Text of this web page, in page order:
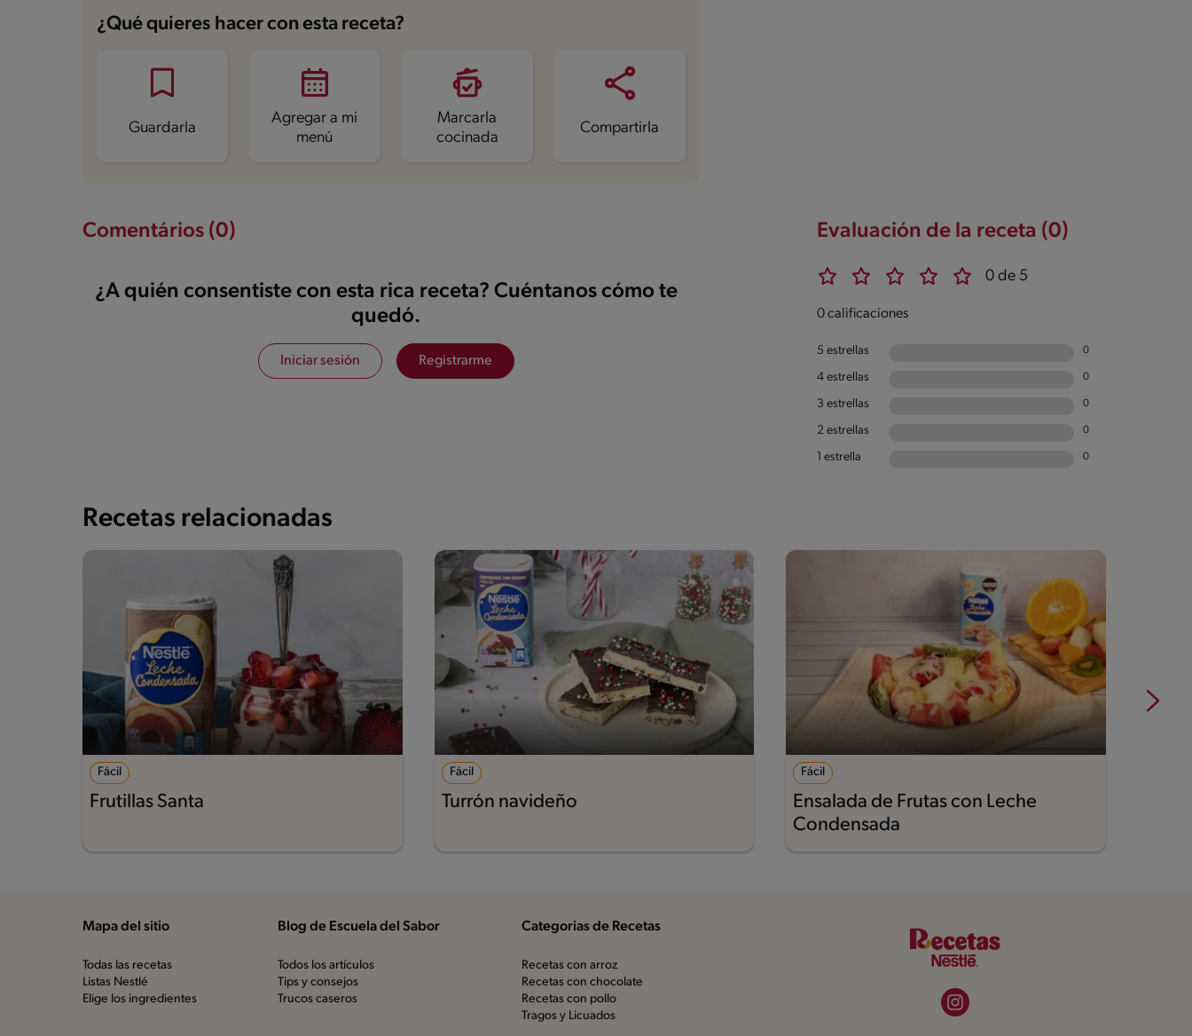
Energía
563.5 kcal
Grasas 50.6 g
Sodio
¿Qué quieres hacer con esta receta?
Guardarla
Agregar a mi
menú
Marcarla
cocinada
Compartirla
Evaluación de la receta (0)
0 de 5
0 calificaciones
5 estrellas 0
4 estrellas 0
3 estrellas 0
2 estrellas 0
1 estrella 0
Comentários (0)
¿A quién consentiste con esta rica receta? Cuéntanos cómo te
quedó.
Iniciar sesión Registrarme
Recetas relacionadas
Fácil
Frutillas Santa
Fácil
Turrón navideño
Fácil
Ensalada de Frutas con Leche
Condensada
Mapa del sitio
Todas las recetas
Listas Nestlé
Elige los ingredientes
Blog de Escuela del Sabor
Todos los artículos
Tips y consejos
Trucos caseros
Categorias de Recetas
Recetas con arroz
Recetas con chocolate
Recetas con pollo
Tragos y Licuados